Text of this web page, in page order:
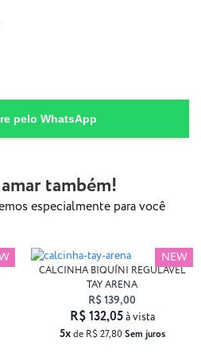
pelo WhatsApp
também!
especialmente para você
NEW
CALCINHA BIQUÍNI REGULÁVEL
TAY ARENA
R$ 139,00
5xde R$ 27,80 Sem juros
R$ 132,05à vista